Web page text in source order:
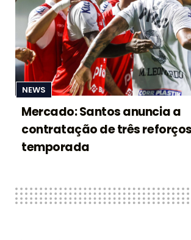
NEWS
Mercado: Santos anuncia a
contratação de três
temporada